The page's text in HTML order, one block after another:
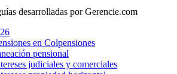
desarrolladas por Gerencie.com
en Colpensiones
pensional
judiciales y comerciales